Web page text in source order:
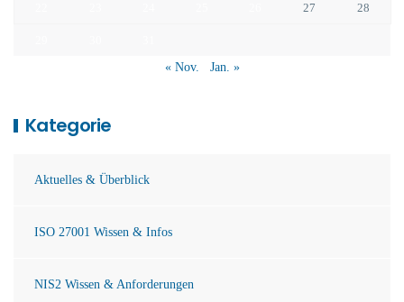
27 28
« Nov.
Jan. »
Kategorie
Aktuelles & Überblick
ISO 27001 Wissen & Infos
NIS2 Wissen & Anforderungen